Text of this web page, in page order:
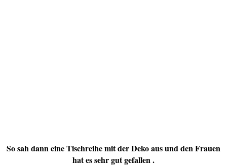
So sah dann eine Tischreihe mit der Deko aus und den Frauen
hat es sehr gut gefallen .